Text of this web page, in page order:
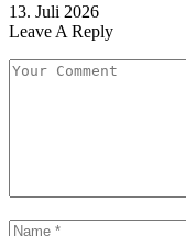
13. Juli 2026
Leave A Reply